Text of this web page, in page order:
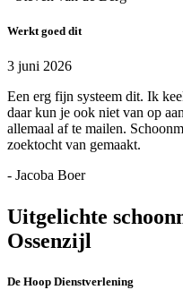
Werkt goed dit
3 juni 2026
Een erg fijn systeem dit. Ik
daar kun je ook niet van op
allemaal af te mailen.
zoektocht van gemaakt.
- Jacoba Boer
Uitgelichte
Ossenzijl
De Hoop Dienstverlening